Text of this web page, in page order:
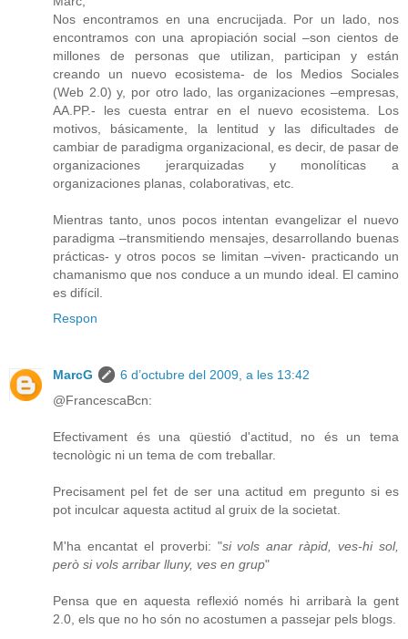
Nos encontramos en una encrucijada. Por un lado, nos
encontramos con una apropiación social –son cientos de
millones de personas que utilizan, participan y están
creando un nuevo ecosistema- de los Medios Sociales
(Web 2.0) y, por otro lado, las organizaciones –empresas,
AA.PP.- les cuesta entrar en el nuevo ecosistema. Los
motivos, básicamente, la lentitud y las dificultades de
cambiar de paradigma organizacional, es decir, de pasar de
organizaciones jerarquizadas y monolíticas a
organizaciones planas, colaborativas, etc.
Mientras tanto, unos pocos intentan evangelizar el nuevo
paradigma –transmitiendo mensajes, desarrollando buenas
prácticas- y otros pocos se limitan –viven- practicando un
chamanismo que nos conduce a un mundo ideal. El camino
es difícil.
Respon
MarcG
6 d’octubre del 2009, a les 13:42
@FrancescaBcn:
Efectivament és una qüestió d'actitud, no és un tema
tecnològic ni un tema de com treballar.
Precisament pel fet de ser una actitud em pregunto si es
pot inculcar aquesta actitud al gruix de la societat.
M'ha encantat el proverbi: "si vols anar ràpid, ves-hi sol,
però si vols arribar lluny, ves en grup"
Pensa que en aquesta reflexió només hi arribarà la gent
2.0, els que no ho són no acostumen a passejar pels blogs.